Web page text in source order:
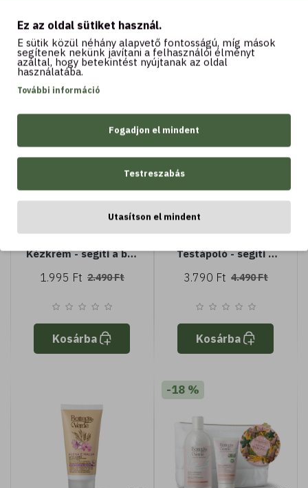
hidratáló - Tenuta
Massaini zabtejjel és
Biolin Prebiotic -
minden bőrtípusra
Kosárba
zabtej és Biolin
Prebiotic - minden
Kosárba
Kézkrém - segíti a bőr
védekezőképességének
nyugtató, hidratáló -
zabtejjel és Biolin
Prebiotic - minden
bőrtípusra
1.995 Ft 2.490 Ft
Kosárba
Testápoló - segíti a
védekezőképességének
nyugtató, hidratáló -
zabtejjel és Biolin
Prebiotic - minden
bőrtípusra
3.790 Ft 4.490 Ft
Kosárba
-18 %
Ez az oldal sütiket használ.
E sütik közül néhány alapvető fontosságú, míg mások
segítenek nekünk javítani a felhasználói élményt
azáltal, hogy betekintést nyújtanak az oldal
használatába.
További információ
Fogadjon el mindent
Testreszabás
Utasítson el mindent